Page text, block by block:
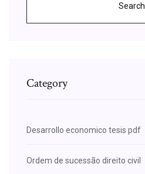
Search
Category
Desarrollo economico tesis pdf
Ordem de sucessão direito civil